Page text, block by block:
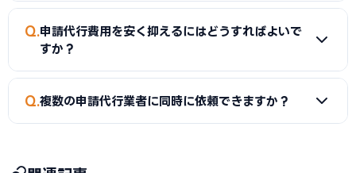
交付時払いの方が資金繰りへの影響が少なくなります。契約
前に必ず確認してください。
A
契約内容によって異なります。成功報酬型の場合は不採択
時に成功報酬は発生しませんが、着手金は返還されないケー
発生します。契約時に不採択時の取り扱いを必ず確認してくだ
さい。
Q 申請代行費用を安く抑えるにはどうすればよいで
すか？
A
複数の機関に見積もりを取って比較すること、無料の公的
い。
Q 複数の申請代行業者に同時に依頼できますか？
実質的に1つの機関に統一することになります。複数に見積も